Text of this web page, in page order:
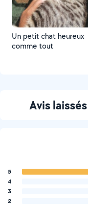
Un petit chat heureux
comme tout
Avis
5
4
3
2